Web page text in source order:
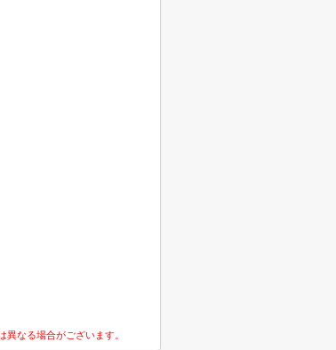
なる場合がございます。